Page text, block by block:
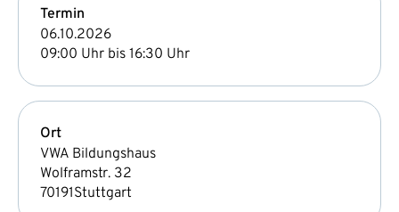
Termin
06.10.2026
09:00 Uhr bis 16:30 Uhr
Ort
VWA Bildungshaus
Wolframstr. 32
70191Stuttgart